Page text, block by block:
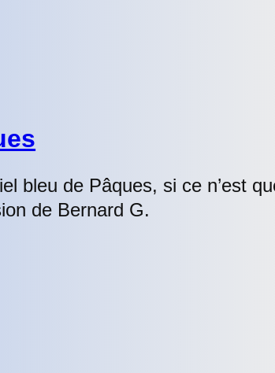
bleu de Pâques, si ce n’est
de Bernard G.